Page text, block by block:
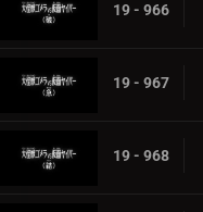
19 - 966
19 - 967
19 - 968